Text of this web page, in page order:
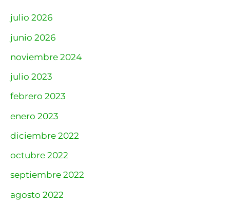
julio 2026
junio 2026
noviembre 2024
julio 2023
febrero 2023
enero 2023
diciembre 2022
octubre 2022
septiembre 2022
agosto 2022